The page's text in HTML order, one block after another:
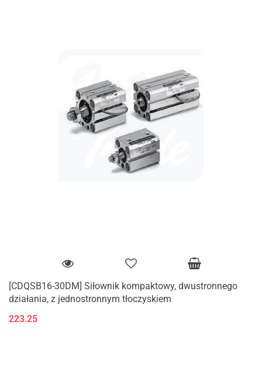
[CDQSB16-30DM] Siłownik kompaktowy, dwustronnego
działania, z jednostronnym tłoczyskiem
223.25